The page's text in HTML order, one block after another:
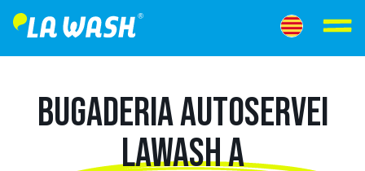
BUGADERIA AUTOSERVEI
LAWASH A